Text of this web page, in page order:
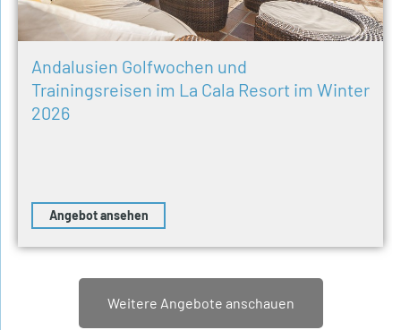
Andalusien Golfwochen und
Trainingsreisen im La Cala Resort im Winter
2026
Angebot ansehen
Weitere Angebote anschauen